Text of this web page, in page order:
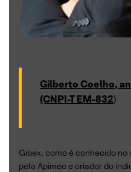
Gilberto Coelho,
(CNPI-T EM-832)
Gibex, como é conhecido
pela Apimec e criador do